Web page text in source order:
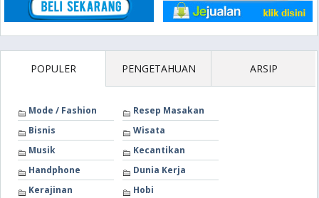
POPULER PENGETAHUAN ARSIP
Mode / Fashion
Resep Masakan
Bisnis
Wisata
Musik
Kecantikan
Handphone
Dunia Kerja
Kerajinan
Hobi